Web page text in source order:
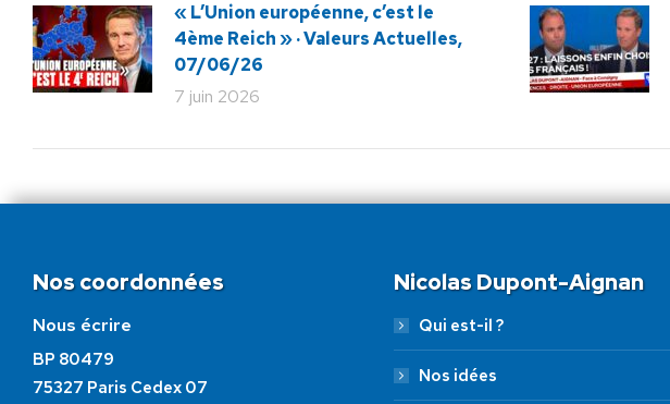
« L’Union européenne, c’est le
4ème Reich » · Valeurs Actuelles,
07/06/26
7 juin 2026
Nos coordonnées
Nous écrire
BP 80479
75327 Paris Cedex 07
Nicolas Dupont-Aignan
Qui est-il ?
Nos idées